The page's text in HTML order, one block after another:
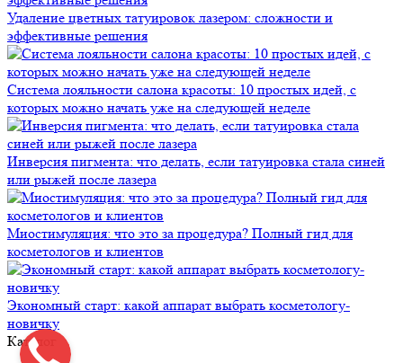
Удаление цветных татуировок лазером: сложности и
эффективные решения
Система лояльности салона красоты: 10 простых идей, с
которых можно начать уже на следующей неделе
Инверсия пигмента: что делать, если татуировка стала синей
или рыжей после лазера
Миостимуляция: что это за процедура? Полный гид для
косметологов и клиентов
Экономный старт: какой аппарат выбрать косметологу-
новичку
Каталог